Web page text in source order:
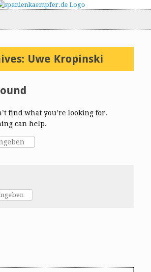
Uwe Kropinski
find what you’re looking for.
can help.